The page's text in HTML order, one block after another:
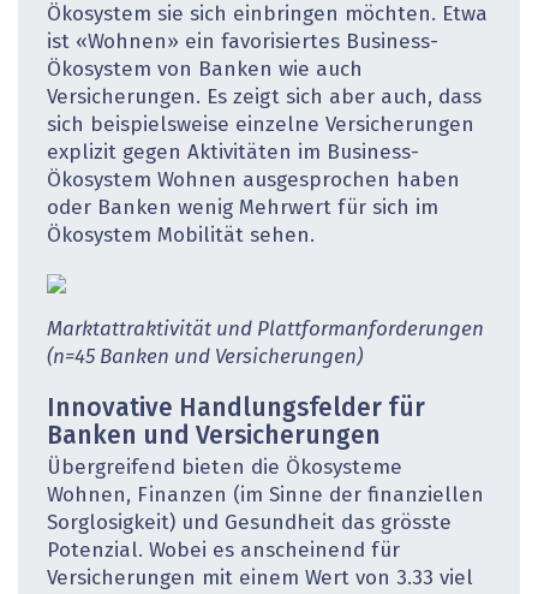
Ökosystem sie sich einbringen möchten. Etwa
ist «Wohnen» ein favorisiertes Business-
Ökosystem von Banken wie auch
Versicherungen. Es zeigt sich aber auch, dass
sich beispielsweise einzelne Versicherungen
explizit gegen Aktivitäten im Business-
Ökosystem Wohnen ausgesprochen haben
oder Banken wenig Mehrwert für sich im
Ökosystem Mobilität sehen.
Marktattraktivität und Plattformanforderungen
(n=45 Banken und Versicherungen)
Innovative Handlungsfelder für
Banken und ­Versicherungen
Übergreifend bieten die Ökosysteme
Wohnen, Finanzen (im Sinne der finanziellen
Sorglosigkeit) und Gesundheit das grösste
Potenzial. Wobei es anscheinend für
Versicherungen mit einem Wert von 3.33 viel